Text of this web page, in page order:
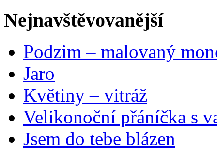
Nejnavštěvovanější
Podzim – malovaný
Jaro
Květiny – vitráž
Velikonoční přáníčka s
Jsem do tebe blázen